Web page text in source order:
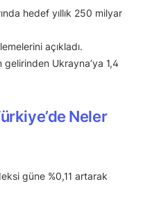
hedef yıllık 250 milyar
açıkladı.
gelirinden Ukrayna’ya 1,4
Neler
güne %0,11 artarak